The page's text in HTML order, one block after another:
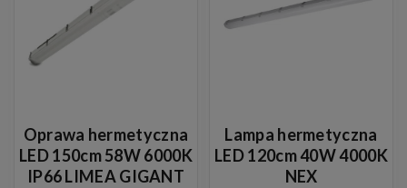
Oprawa hermetyczna
LED 150cm 58W 6000K
IP66 LIMEA GIGANT
Lampa hermetyczna
LED 120cm 40W 4000K
NEX